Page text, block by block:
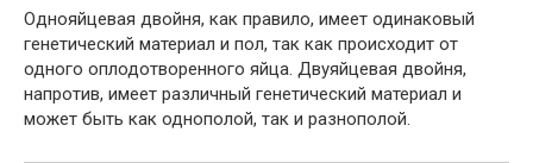
Однояйцевая двойня, как правило, имеет одинаковый
генетический материал и пол, так как происходит от
одного оплодотворенного яйца. Двуяйцевая двойня,
напротив, имеет различный генетический материал и
может быть как однополой, так и разнополой.